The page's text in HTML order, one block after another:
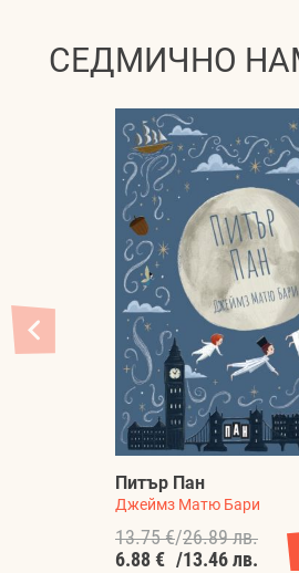
СЕДМИЧНО
Питър Пан
Джеймз Матю Бари
13.75 €/26.89 лв.
6.88 € /13.46 лв.